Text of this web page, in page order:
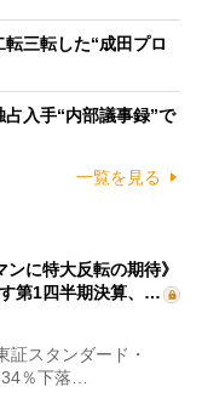
転三転した“成田プロ
占入手“内部議事録”で
一覧を見る
ンに特大反転の期待》
第1四半期決算、…
スタンダード・
％下落…